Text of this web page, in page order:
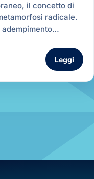
il concetto di
radicale.
adempimento…
Leggi